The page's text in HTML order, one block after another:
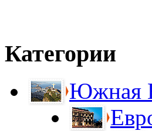
Категории
Южная